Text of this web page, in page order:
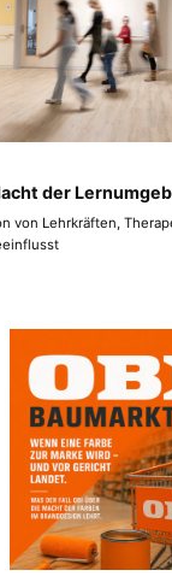
der
von Lehrkräften,